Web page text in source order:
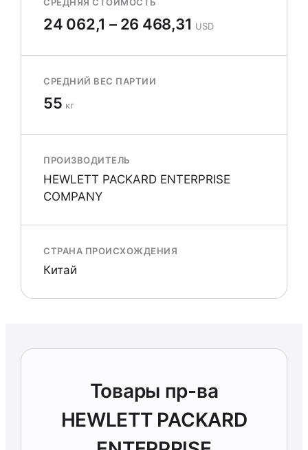
24 062,1 – 26 468,31 USD
СРЕДНИЙ ВЕС ПАРТИИ
55 кг
ПРОИЗВОДИТЕЛЬ
HEWLETT PACKARD ENTERPRISE
COMPANY
СТРАНА ПРОИСХОЖДЕНИЯ
Китай
Товары пр-ва
HEWLETT PACKARD